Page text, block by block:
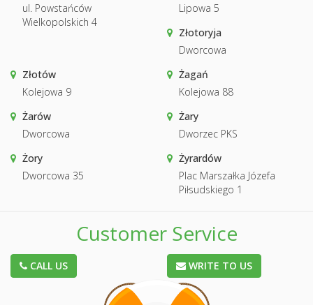
ul. Powstańców
Wielkopolskich 4
Lipowa 5
Złotoryja
Dworcowa
Złotów
Kolejowa 9
Żagań
Kolejowa 88
Żarów
Dworcowa
Żary
Dworzec PKS
Żory
Dworcowa 35
Żyrardów
Plac Marszałka Józefa
Piłsudskiego 1
Customer Service
CALL US WRITE TO US